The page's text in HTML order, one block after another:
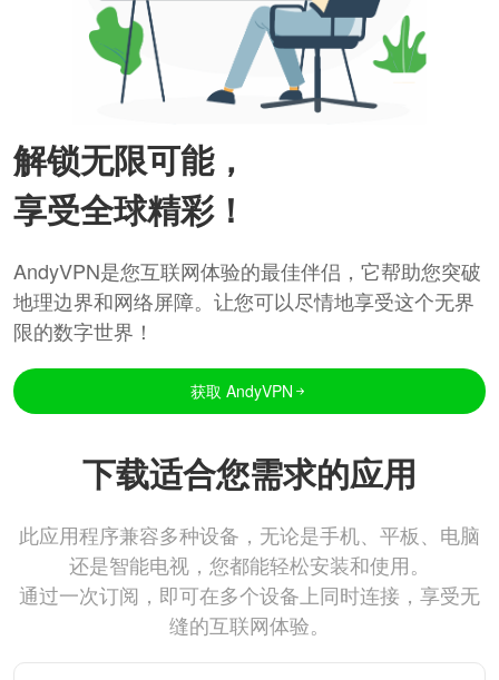
解锁无限可能，
享受全球精彩！
AndyVPN是您互联网体验的最佳伴侣，它帮助您突破
地理边界和网络屏障。让您可以尽情地享受这个无界
限的数字世界！
获取 AndyVPN
下载适合您需求的应用
此应用程序兼容多种设备，无论是手机、平板、电脑
还是智能电视，您都能轻松安装和使用。
通过一次订阅，即可在多个设备上同时连接，享受无
缝的互联网体验。